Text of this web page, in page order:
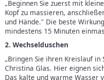
„Beginnen Sie zuerst mit
Kopf zu massieren,
und Hände." Die beste
mindestens 15 Minuten
2. Wechselduschen
„Bringen Sie ihren Kreislauf
Christina Glas. Hier eignen
Das kalte und warme Wasser